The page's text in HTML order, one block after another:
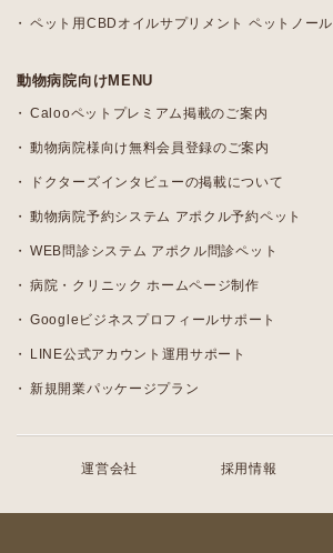
ペット用CBDオイルサプリメント ペットノール
動物病院向けMENU
Calooペットプレミアム掲載のご案内
動物病院様向け無料会員登録のご案内
ドクターズインタビューの掲載について
動物病院予約システム アポクル予約ペット
WEB問診システム アポクル問診ペット
病院・クリニック ホームページ制作
Googleビジネスプロフィールサポート
LINE公式アカウント運用サポート
新規開業パッケージプラン
運営会社 採用情報